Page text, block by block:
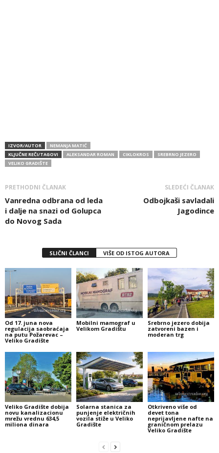
IZVOR/AUTOR
NEMANJA MATIĆ
KLJUČNE REČI/TAGOVI
ALEKSANDAR ROMAN CIKLOKROS
SREBRNO JEZERO
VELIKO GRADIŠTE
PRETHODNI ČLANAK
Vanredna odbrana od leda
i dalje na snazi od Golupca
do Novog Sada
SLEDEĆI ČLANAK
Odbojkaši savladali
Jagodince
SLIČNI ČLANCI VIŠE OD ISTOG AUTORA
Od 17. juna nova
regulacija saobraćaja
na putu Požarevac –
Veliko Gradište
Mobilni mamograf u
Velikom Gradištu
Srebrno jezero dobija
zatvoreni bazen i
moderan trg
Veliko Gradište dobija
novu kanalizacionu
mrežu vrednu 634,5
miliona dinara
Solarna stanica za
punjenje električnih
vozila stiže u Veliko
Gradište
Otkriveno više od
devet tona
neprijavljene nafte na
graničnom prelazu
Veliko Gradište